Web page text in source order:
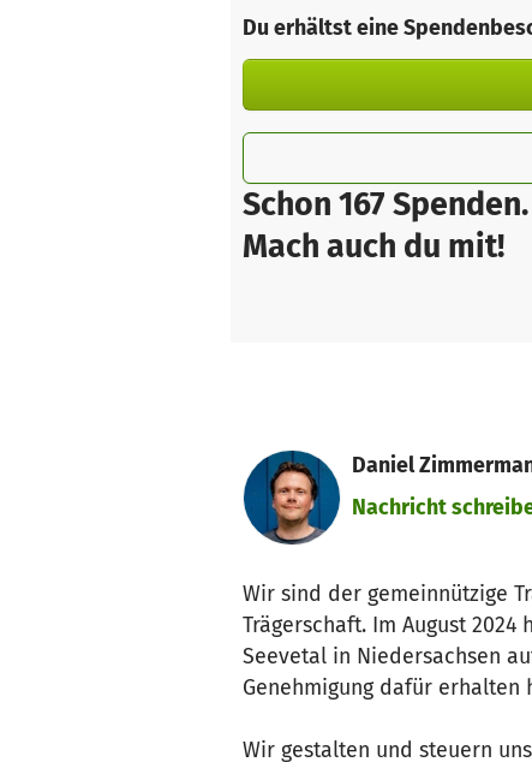
Schon 167 Spenden.
Mach auch du mit!
Du erhältst eine
Daniel
Nachricht
Wir sind der gemeinnützige
Trägerschaft. Im August
Seevetal in Niedersachsen
Genehmigung dafür erhalten
Wir gestalten und steuern